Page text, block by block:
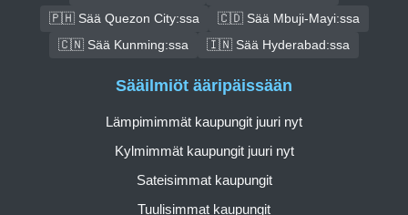
🇵🇭 Sää Quezon City:ssa
🇨🇩 Sää Mbuji-Mayi:ssa
🇨🇳 Sää Kunming:ssa
🇮🇳 Sää Hyderabad:ssa
Sääilmiöt ääripäissään
Lämpimimmät kaupungit juuri nyt
Kylmimmät kaupungit juuri nyt
Sateisimmat kaupungit
Tuulisimmat kaupungit